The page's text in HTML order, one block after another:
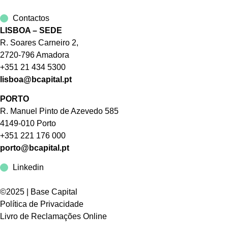
Contactos
LISBOA – SEDE
R. Soares Carneiro 2,
2720-796 Amadora
+351 21 434 5300
lisboa@bcapital.pt
PORTO
R. Manuel Pinto de Azevedo 585
4149-010 Porto
+351 221 176 000
porto@bcapital.pt
Linkedin
©2025 | Base Capital
Política de Privacidade
Livro de Reclamações Online